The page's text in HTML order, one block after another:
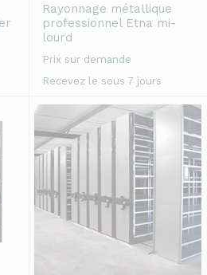
Rayonnage métallique
professionnelEtna mi-
lourd
Prix sur demande
Recevez le sous 7 jours